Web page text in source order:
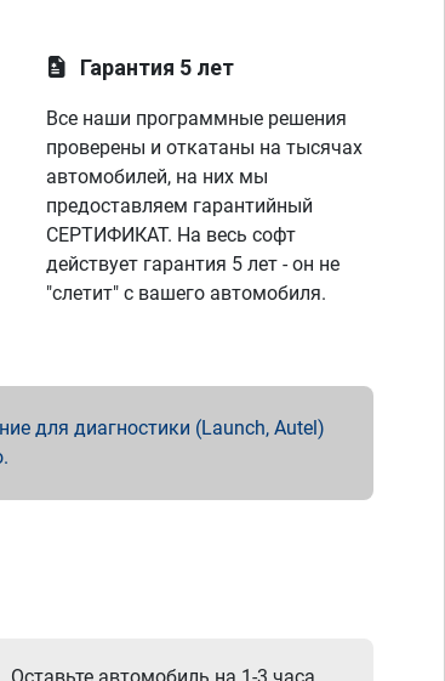
Гарантия 5 лет
Все наши программные решения
проверены и откатаны на тысячах
автомобилей, на них мы
предоставляем гарантийный
СЕРТИФИКАТ. На весь софт
действует гарантия 5 лет - он не
"слетит" с вашего автомобиля.
для диагностики (Launch, Autel)